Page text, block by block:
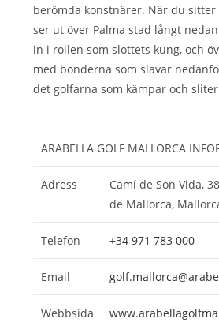
berömda konstnärer. När du sitter
ser ut över Palma stad långt
in i rollen som slottets kung, och
med bönderna som slavar
det golfarna som kämpar och
ARABELLA GOLF MALLORCA
Adress
Camí de Son Vida,
de Mallorca,
Telefon +34 971 783 000
Email
Webbsida